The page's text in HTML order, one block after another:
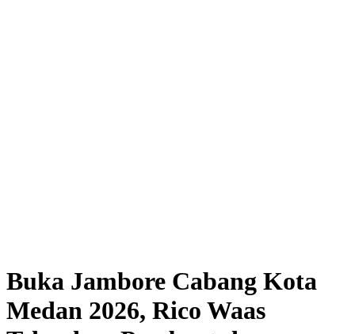
Buka Jambore Cabang Kota
Medan 2026, Rico Waas